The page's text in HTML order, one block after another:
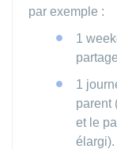
par exemple :
1
1
parent
et le
élargi).